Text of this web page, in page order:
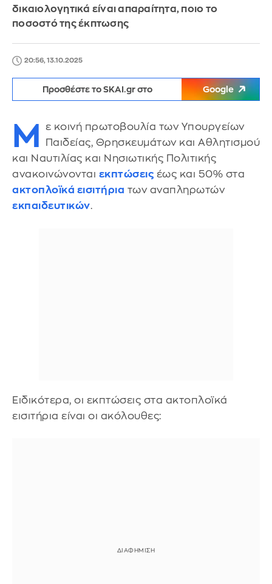
δικαιολογητικά είναι απαραίτητα, ποιο το
ποσοστό της έκπτωσης
20:56, 13.10.2025
Προσθέστε το SKAI.gr στο Google
Μ
ε κοινή πρωτοβουλία των Υπουργείων
Παιδείας, Θρησκευμάτων και Αθλητισμού
και Ναυτιλίας και Νησιωτικής Πολιτικής
ανακοινώνονται εκπτώσεις έως και 50% στα
ακτοπλοϊκά εισιτήρια των αναπληρωτών
εκπαιδευτικών.
Ειδικότερα, οι εκπτώσεις στα ακτοπλοϊκά
εισιτήρια είναι οι ακόλουθες: